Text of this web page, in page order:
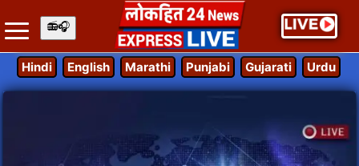
Hindi English Marathi Punjabi Gujarati Urdu